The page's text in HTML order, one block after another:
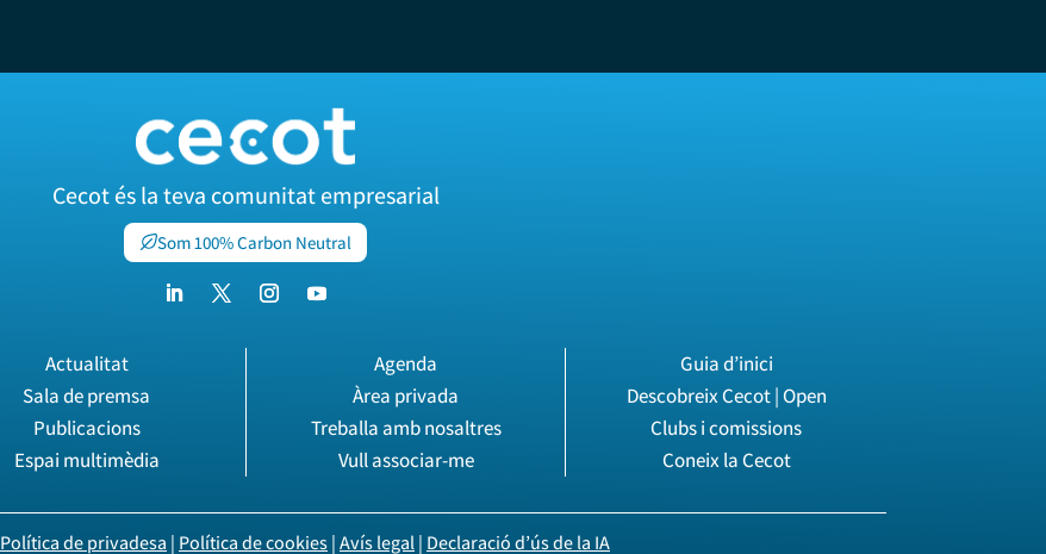
Cecot és la teva comunitat empresarial
Som 100% Carbon Neutral
Actualitat
Sala de premsa
Publicacions
Espai multimèdia
Agenda
Àrea privada
Treballa amb nosaltres
Vull associar-me
Guia d’inici
Descobreix Cecot | Open
Clubs i comissions
Coneix la Cecot
Política de privadesa | Política de cookies|Avís legal| Declaració d’ús de la IA